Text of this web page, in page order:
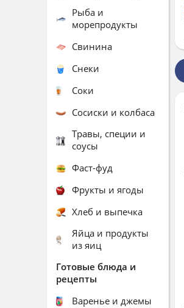
Рыба и
морепродукты
Свинина
Снеки
Соки
Сосиски и колбаса
Травы, специи и
соусы
Фаст-фуд
Фрукты и ягоды
Хлеб и выпечка
Яйца и продукты
из яиц
Готовые блюда и
рецепты
Варенье и джемы